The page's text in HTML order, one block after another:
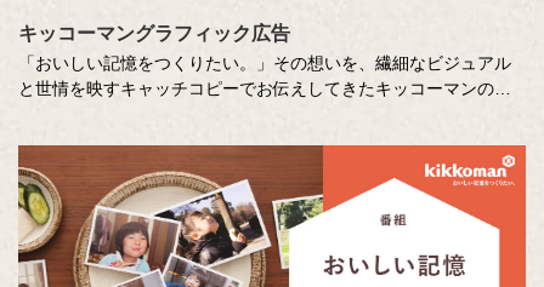
キッコーマングラフィック広告
「おいしい記憶をつくりたい。」その想いを、繊細なビジュアル
と世情を映すキャッチコピーでお伝えしてきたキッコーマンの企
品について、寄せてくださったコメントも紹介しています。